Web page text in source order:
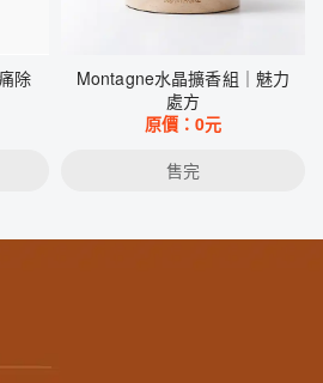
除
Montagne水晶擴香組｜魅力
處方
原價：0元
售完